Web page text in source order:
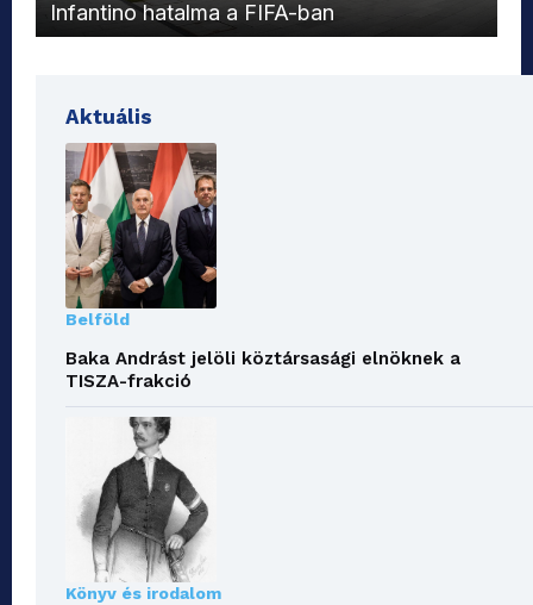
Infantino hatalma a FIFA-ban
Aktuális
Belföld
Baka Andrást jelöli köztársasági elnöknek a
TISZA-frakció
Könyv és irodalom